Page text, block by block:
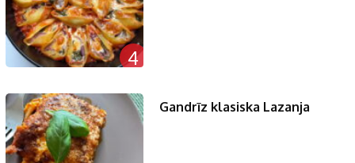
4
Gandrīz klasiska Lazanja